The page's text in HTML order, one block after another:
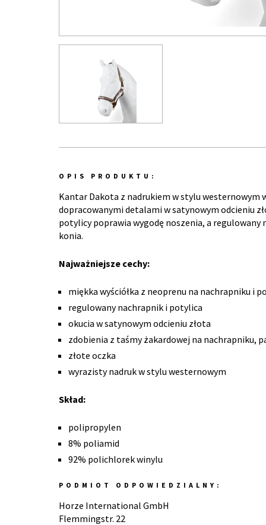
OPIS PRODUKTU:
Kantar Dakota z nadrukiem w stylu westernowym
dopracowanymi detalami w satynowym odcieniu
potylicy poprawia wygodę noszenia, a
konia.
Najważniejsze cechy:
miękka wyściółka z neoprenu na nachrapniku i
regulowany nachrapnik i potylica
okucia w satynowym odcieniu złota
zdobienia z taśmy żakardowej na nachrapniku,
złote oczka
wyrazisty nadruk w stylu westernowym
Skład:
polipropylen
8% poliamid
92% polichlorek winylu
PODMIOT ODPOWIEDZIALNY:
Horze International GmbH
Flemmingstr. 22